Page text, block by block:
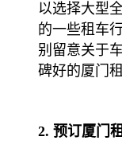
以选择大型
的一些租车
别留意关于
碑好的厦门
2. 预订厦门